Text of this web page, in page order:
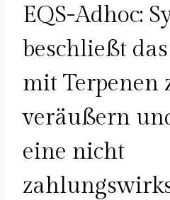
EQS-Adhoc:
beschließt
mit Terpenen
veräußern
eine nicht